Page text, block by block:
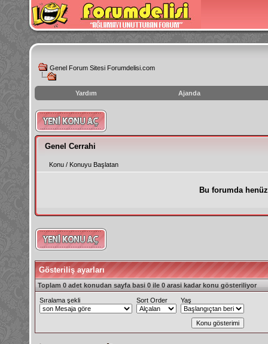
Genel Forum Sitesi Forumdelisi.com
Yardım Ajanda
instagram
izlenme
hilesi
Genel Cerrahi
Konu / Konuyu Başlatan
Bu forumda
Gösteriliş ayarları
Toplam 0 adet konudan sayfa basi 0 ile 0 arasi kadar konu gösteriliyor
Sıralama şekli Sort Order Yaş